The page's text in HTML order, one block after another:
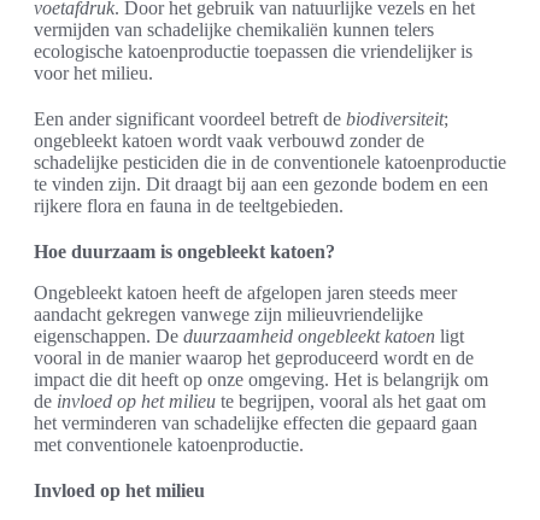
voetafdruk. Door het gebruik van natuurlijke vezels en het
vermijden van schadelijke chemikaliën kunnen telers
ecologische katoenproductie toepassen die vriendelijker is
voor het milieu.
Een ander significant voordeel betreft de biodiversiteit;
ongebleekt katoen wordt vaak verbouwd zonder de
schadelijke pesticiden die in de conventionele katoenproductie
te vinden zijn. Dit draagt bij aan een gezonde bodem en een
rijkere flora en fauna in de teeltgebieden.
Hoe duurzaam is ongebleekt katoen?
Ongebleekt katoen heeft de afgelopen jaren steeds meer
aandacht gekregen vanwege zijn milieuvriendelijke
eigenschappen. De duurzaamheid ongebleekt katoen ligt
vooral in de manier waarop het geproduceerd wordt en de
impact die dit heeft op onze omgeving. Het is belangrijk om
de invloed op het milieu te begrijpen, vooral als het gaat om
het verminderen van schadelijke effecten die gepaard gaan
met conventionele katoenproductie.
Invloed op het milieu